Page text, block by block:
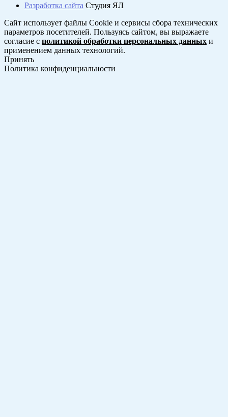
Разработка сайта Студия ЯЛ
Сайт использует файлы Cookie и сервисы сбора технических
параметров посетителей. Пользуясь сайтом, вы выражаете
согласие с политикой обработки персональных данных и
применением данных технологий.
Принять
Политика конфиденциальности